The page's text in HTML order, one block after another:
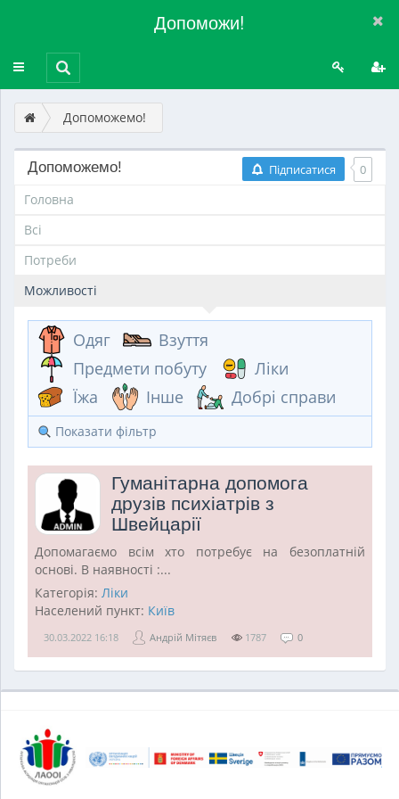
Допоможи!
Перемикач
меню
Допоможемо!
Підписатися 0
Допоможемо!
Головна
Всі
Потреби
Можливості
Одяг
Взуття
Предмети побуту
Ліки
Їжа
Інше Добрі справи
Показати фільтр
Гуманітарна допомога
друзів психіатрів з
Швейцарії
Допомагаємо всім хто потребує на безоплатній
основі. В наявності :...
Категорія: Ліки
Населений пункт: Київ
30.03.2022 16:18 Андрій Мітяєв 1787 0